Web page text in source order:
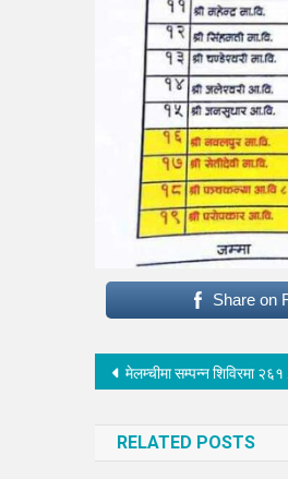
Share on
Post
मेलम्चीमा सम्पन्न शिविरमा २६१ जनाले सेवा लिए
RELATED POSTS